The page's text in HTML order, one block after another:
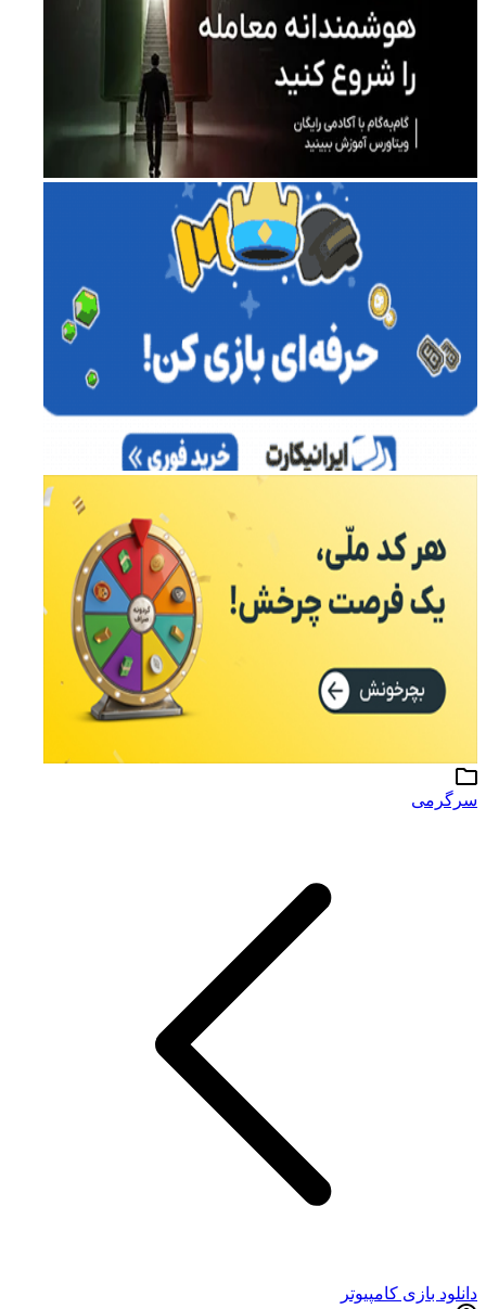
سرگرمی
دانلود بازی کامپیوتر